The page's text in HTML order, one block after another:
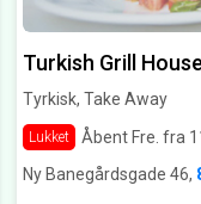
Turkish Grill
Tyrkisk, Take Away
Lukket
Åbent Fre. fra
Ny Banegårdsgade 46,